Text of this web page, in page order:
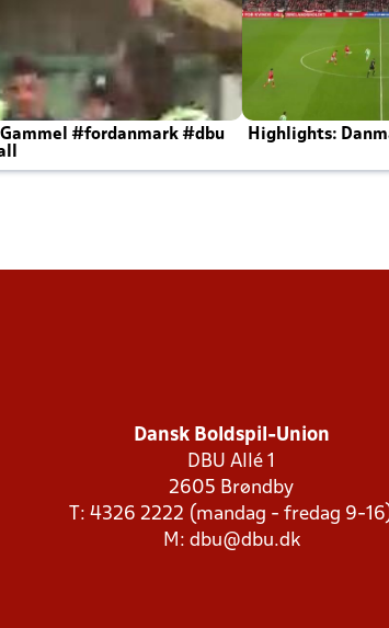
Gammel #fordanmark #dbu
Highlights:
Dansk Boldspil-Union
DBU Allé 1
2605 Brøndby
T: 4326 2222 (mandag - fredag 9-
M: dbu@dbu.dk